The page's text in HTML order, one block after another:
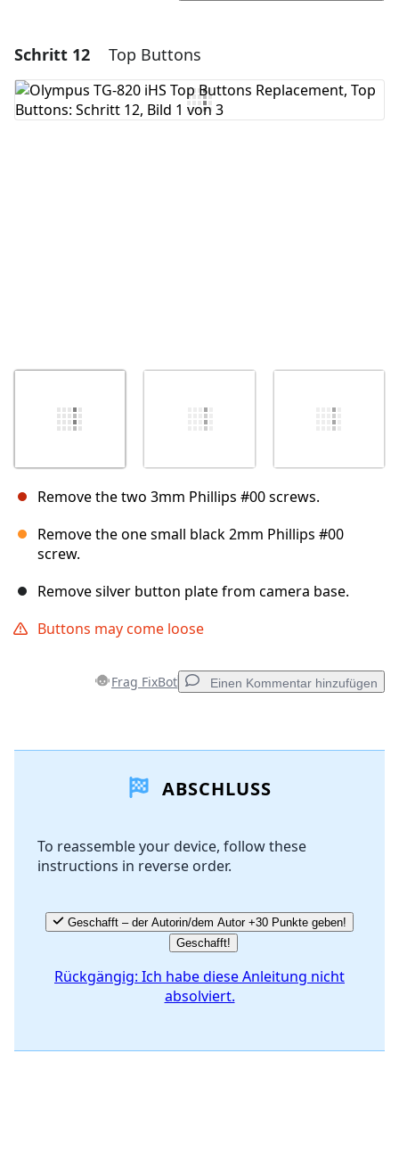
Einen Kommentar hinzufügen
Kommentar hinzufügen
Schritt 12 Top Buttons
Remove the two 3mm Phillips #00 screws.
Remove the one small black 2mm Phillips #00
screw.
Remove silver button plate from camera base.
Buttons may come loose
Frag FixBot Einen Kommentar hinzufügen
Kommentar hinzufügen
Abbrechen
ABSCHLUSS
To reassemble your device, follow these
instructions in reverse order.
Geschafft – der Autorin/dem Autor +30 Punkte geben!
Geschafft!
Rückgängig: Ich habe diese Anleitung nicht
absolviert.